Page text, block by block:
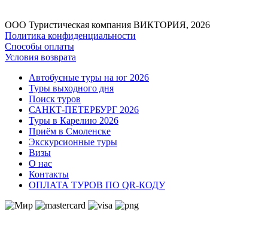
ООО Туристическая компания ВИКТОРИЯ, 2026
Политика конфиденциальности
Способы оплаты
Условия возврата
Автобусные туры на юг 2026
Туры выходного дня
Поиск туров
САНКТ-ПЕТЕРБУРГ 2026
Туры в Карелию 2026
Приём в Смоленске
Экскурсионные туры
Визы
О нас
Контакты
ОПЛАТА ТУРОВ ПО QR-КОДУ